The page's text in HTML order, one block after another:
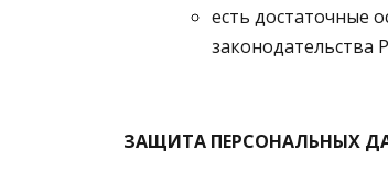
есть достаточные
законодательства
ЗАЩИТА ПЕРСОНАЛЬНЫХ